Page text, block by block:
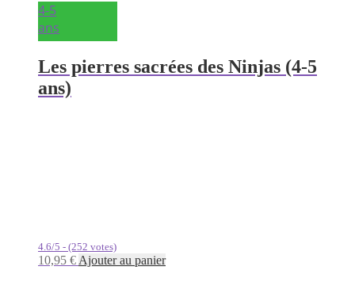
4-5
ans
Les pierres sacrées des Ninjas (4-5
ans)
4.6/5 - (252 votes)
10,95 € Ajouter au panier